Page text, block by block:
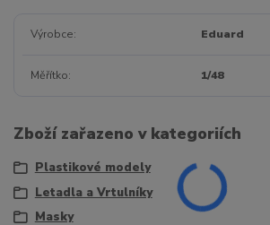
Výrobce Eduard
Měřítko 1/48
Zboží zařazeno v kategoriích
Plastikové modely
Letadla a Vrtulníky
Masky